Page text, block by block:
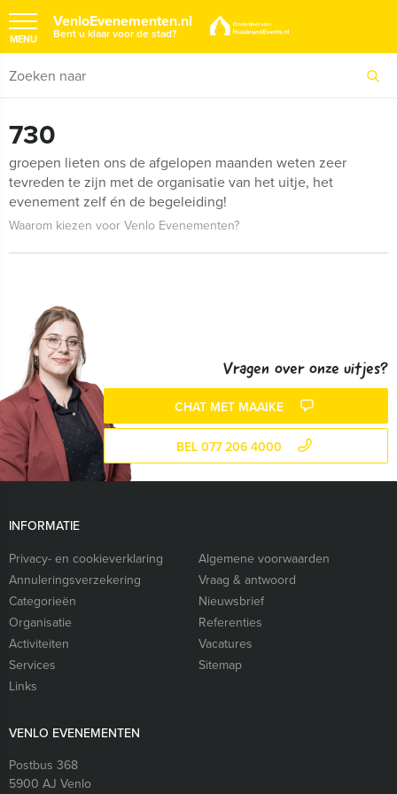
VenloEvenementen.nl
Bent u klaar voor de stad?
MENU
730
groepen lieten ons de afgelopen maanden weten zeer
tevreden te zijn met de organisatie van het uitje, het
evenement zelf én de begeleiding!
Waarom kiezen voor Venlo Evenementen?
Vragen over onze uitjes?
CHAT MET MAAIKE
BEL 077 206 4000
INFORMATIE
Privacy- en cookieverklaring
Algemene voorwaarden
Annuleringsverzekering
Vraag & antwoord
Categorieën
Nieuwsbrief
Organisatie
Referenties
Activiteiten
Vacatures
Services
Sitemap
Links
VENLO EVENEMENTEN
Postbus 368
5900 AJ Venlo